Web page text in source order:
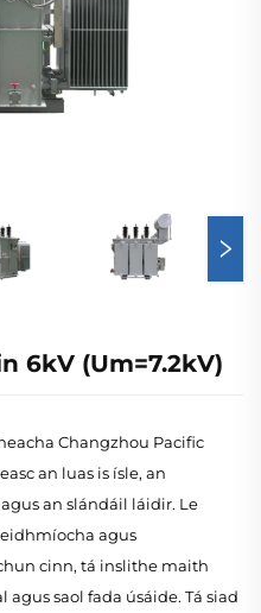
6kV (Um=7.2kV)
Changzhou Pacific
an luas is ísle, an
an slándáil láidir. Le
agus
cinn, tá inslithe maith
saol fada úsáide. Tá siad